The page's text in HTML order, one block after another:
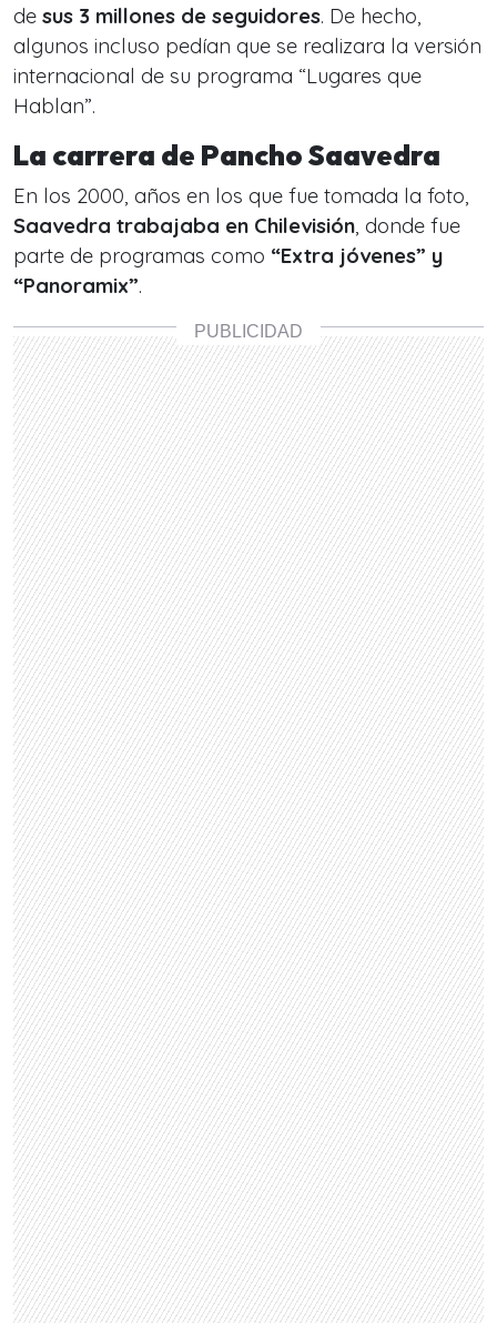
de sus 3 millones de seguidores. De hecho,
algunos incluso pedían que se realizara la versión
internacional de su programa “Lugares que
Hablan”.
La carrera de Pancho Saavedra
En los 2000, años en los que fue tomada la foto,
Saavedra trabajaba en Chilevisión, donde fue
parte de programas como “Extra jóvenes” y
“Panoramix”.